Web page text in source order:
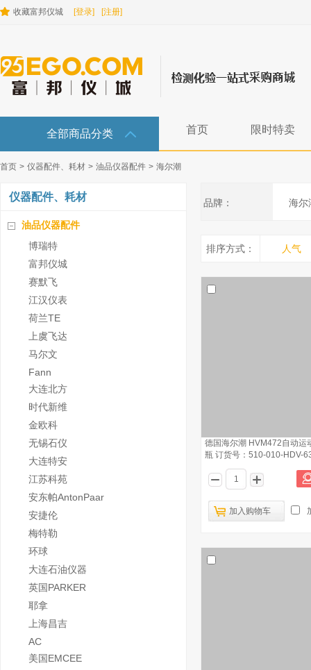
收藏富邦仪城 [登录] [注册]
全部商品分类 首页 限时特卖
首页 > 仪器配件、耗材 > 油品仪器配件 > 海尔潮
仪器配件、耗材
油品仪器配件
博瑞特
富邦仪城
赛默飞
江汉仪表
荷兰TE
上虞飞达
马尔文
Fann
大连北方
时代新维
金欧科
无锡石仪
大连特安
江苏科苑
安东帕AntonPaar
安捷伦
梅特勒
环球
大连石油仪器
英国PARKER
耶拿
上海昌吉
AC
美国EMCEE
品牌： 海尔
排序方式： 人气
德国海尔潮 HVM472自动运
瓶 订货号：510-010-HDV-
加入购物车